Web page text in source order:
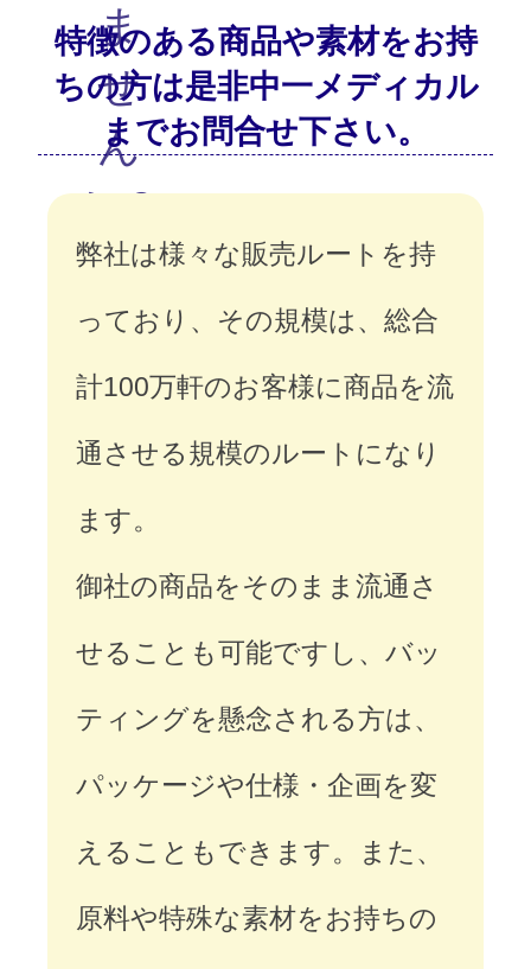
ま
せ
ん
か？
特徴のある商品や素材をお持
ちの方は是非中一メディカル
までお問合せ下さい。
弊社は様々な販売ルートを持
っており、その規模は、総合
計100万軒のお客様に商品を流
通させる規模のルートになり
ます。
御社の商品をそのまま流通さ
せることも可能ですし、バッ
ティングを懸念される方は、
パッケージや仕様・企画を変
えることもできます。また、
原料や特殊な素材をお持ちの